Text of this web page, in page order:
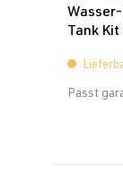
Tank
Passt